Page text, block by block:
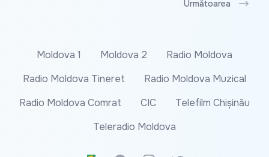
Următoarea
Moldova 1 Moldova 2
Radio Moldova
Radio Moldova Tineret
Radio Moldova Muzical
Radio Moldova Comrat
CIC
Telefilm Chișinău
Teleradio Moldova